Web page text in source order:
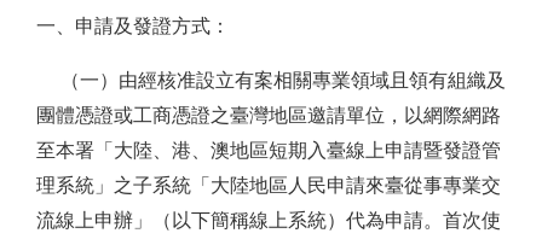
一、申請及發證方式：
（一）由經核准設立有案相關專業領域且領有組織及
團體憑證或工商憑證之臺灣地區邀請單位，以網際網路
至本署「大陸、港、澳地區短期入臺線上申請暨發證管
理系統」之子系統「大陸地區人民申請來臺從事專業交
流線上申辦」（以下簡稱線上系統）代為申請。首次使